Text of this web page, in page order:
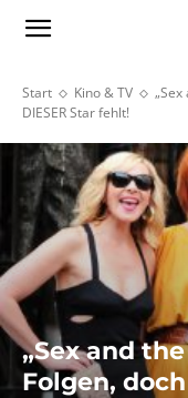
Start Kino & TV
DIESER Star fehlt!
„Sex and
Folgen,